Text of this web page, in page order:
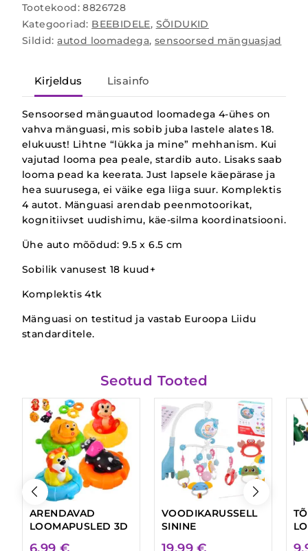
Tootekood:8826728
Kategooriad: BEEBIDELE, SÕIDUKID
Sildid:autod loomadega,sensoorsed mänguasjad
Kirjeldus Lisainfo
Sensoorsed mänguautod loomadega 4-ühes on
vahva mänguasi, mis sobib juba lastele alates 18.
elukuust! Lihtne “lükka ja mine” mehhanism. Kui
vajutad looma pea peale, stardib auto. Lisaks saab
looma pead ka keerata. Just lapsele käepärase ja
hea suurusega, ei väike ega liiga suur. Komplektis
4 autot. Mänguasi arendab peenmotoorikat,
kognitiivset uudishimu, käe-silma koordinatsiooni.
Ühe auto mõõdud: 9.5 x 6.5 cm
Sobilik vanusest 18 kuud+
Komplektis 4tk
Mänguasi on testitud ja vastab Euroopa Liidu
standarditele.
Seotud Tooted
ARENDAVAD
LOOMAPUSLED 3D
VOODIKARUSSELL
SININE